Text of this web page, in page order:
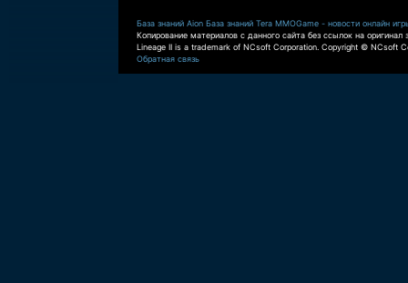
База знаний Aion База знаний Tera MMOGame - новости онлайн
Копирование материалов с данного сайта без ссылок на оригинал
Lineage II is a trademark of NCsoft Corporation. Copyright © NCsoft
Обратная связь